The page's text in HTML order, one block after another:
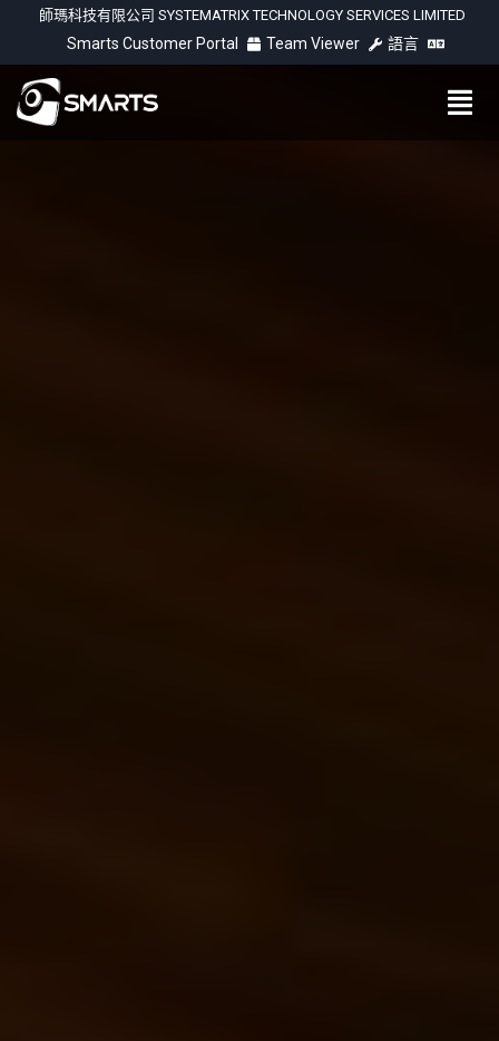
師瑪科技有限公司 SYSTEMATRIX TECHNOLOGY SERVICES LIMITED
Smarts Customer Portal Team Viewer 語言